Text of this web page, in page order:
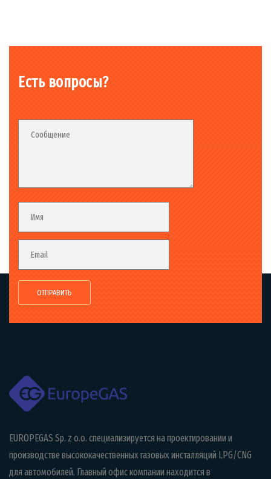
Есть вопросы?
Fieldset
Сообщение
Fieldset
Имя
Email
EUROPEGAS Sp. z o.o. специализируется на проектировании и
производстве высококачественных газовых инсталляций LPG/CNG
для автомобилей. Главный офис компании находится в